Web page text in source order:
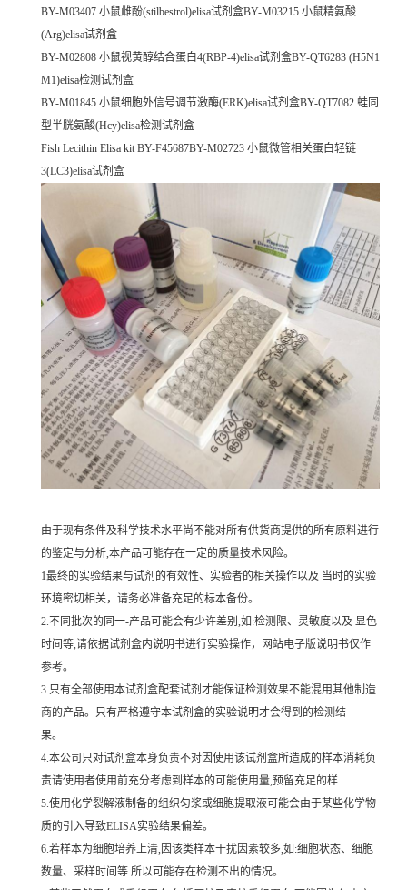
BY-M03407 小鼠雌酚(stilbestrol)elisa试剂盒BY-M03215 小鼠精氨酸
(Arg)elisa试剂盒
BY-M02808 小鼠视黄醇结合蛋白4(RBP-4)elisa试剂盒BY-QT6283 (H5N1
M1)elisa检测试剂盒
BY-M01845 小鼠细胞外信号调节激酶(ERK)elisa试剂盒BY-QT7082 蛙同
型半胱氨酸(Hcy)elisa检测试剂盒
Fish Lecithin Elisa kit BY-F45687BY-M02723 小鼠微管相关蛋白轻链
3(LC3)elisa试剂盒
由于现有条件及科学技术水平尚不能对所有供货商提供的所有原料进行
的鉴定与分析,本产品可能存在一定的质量技术风险。
1最终的实验结果与试剂的有效性、实验者的相关操作以及 当时的实验
环境密切相关，请务必准备充足的标本备份。
2.不同批次的同一-产品可能会有少许差别,如:检测限、灵敏度以及 显色
时间等,请依据试剂盒内说明书进行实验操作，网站电子版说明书仅作
参考。
3.只有全部使用本试剂盒配套试剂才能保证检测效果不能混用其他制造
商的产品。只有严格遵守本试剂盒的实验说明才会得到的检测结
果。
4.本公司只对试剂盒本身负责不对因使用该试剂盒所造成的样本消耗负
责请使用者使用前充分考虑到样本的可能使用量,预留充足的样
5.使用化学裂解液制备的组织匀浆或细胞提取液可能会由于某些化学物
质的引入导致ELISA实验结果偏差。
6.若样本为细胞培养上清,因该类样本干扰因素较多,如:细胞状态、细胞
数量、采样时间等 所以可能存在检测不出的情况。